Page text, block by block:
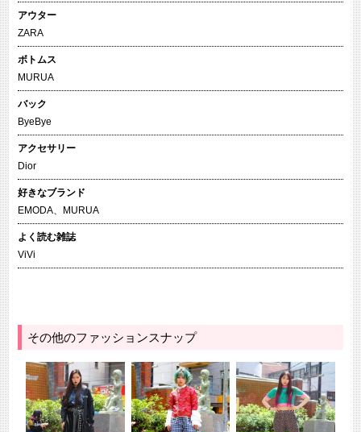
アウター
ZARA
ボトムス
MURUA
バック
ByeBye
アクセサリー
Dior
好きなブランド
EMODA、MURUA
よく読む雑誌
ViVi
その他のファッションスナップ